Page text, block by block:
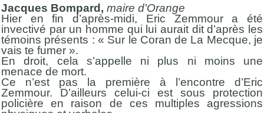
Jacques Bompard, maire d'Orange
Hier en fin d’après-midi, Eric Zemmour a été
invectivé par un homme qui lui aurait dit d’après les
témoins présents : « Sur le Coran de La Mecque, je
vais te fumer ».
En droit, cela s’appelle ni plus ni moins une
menace de mort.
Ce n’est pas la première à l’encontre d’Eric
Zemmour. D’ailleurs celui-ci est sous protection
policière en raison de ces multiples agressions